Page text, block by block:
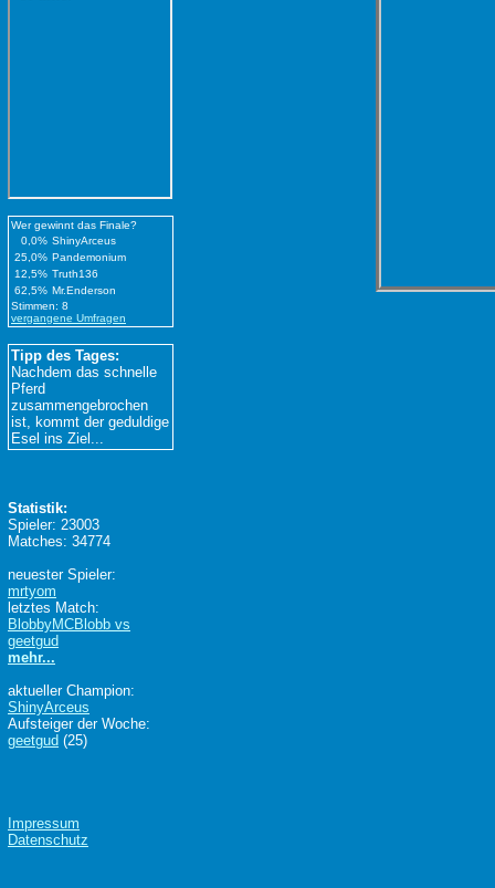
Wer gewinnt das Finale?
0,0% ShinyArceus
25,0% Pandemonium
12,5% Truth136
62,5% Mr.Enderson
Stimmen: 8
vergangene Umfragen
Tipp des Tages:
Nachdem das schnelle
Pferd
zusammengebrochen
ist, kommt der geduldige
Esel ins Ziel...
Statistik:
Spieler: 23003
Matches: 34774
neuester Spieler:
mrtyom
letztes Match:
BlobbyMCBlobb vs
geetgud
mehr...
aktueller Champion:
ShinyArceus
Aufsteiger der Woche:
geetgud (25)
Impressum
Datenschutz